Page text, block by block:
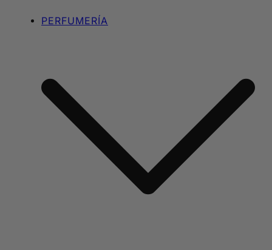
PERFUMERÍA